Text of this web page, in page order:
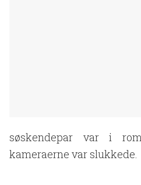
søskendepar var i
kameraerne var slukkede.